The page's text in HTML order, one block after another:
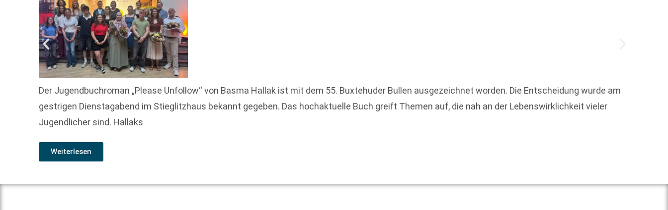
Der Jugendbuchroman „Please Unfollow“ von Basma Hallak ist mit dem 55. Buxtehuder Bullen ausgezeichnet worden. Die Entscheidung wurde am
gestrigen Dienstagabend im Stieglitzhaus bekannt gegeben. Das hochaktuelle Buch greift Themen auf, die nah an der Lebenswirklichkeit vieler
Jugendlicher sind. Hallaks
Weiterlesen